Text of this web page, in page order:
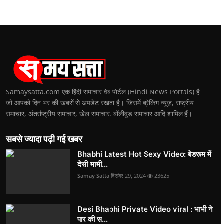
Samaysatta.com एक हिंदी समाचार वेब पोर्टल (Hindi News Portals) है
जो आपको दिन भर की खबरों से अपडेट रखता है। जिसमें ब्रेकिंग न्यूज़, राष्ट्रीय
समाचार, अंतर्राष्ट्रीय समाचार, खेल समाचार, बॉलीवुड समाचार आदि शामिल हैं।
सबसे ज्यादा पढ़ी गई खबर
Bhabhi Latest Hot Sexy Video: बेडरूम में
देसी भाभी...
Samay Satta दिसंबर 29, 2024 23625
Desi Bhabhi Private Video viral : भाभी ने
पार की स...